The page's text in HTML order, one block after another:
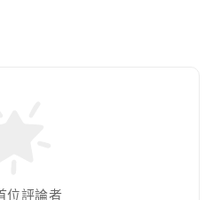
位評論者